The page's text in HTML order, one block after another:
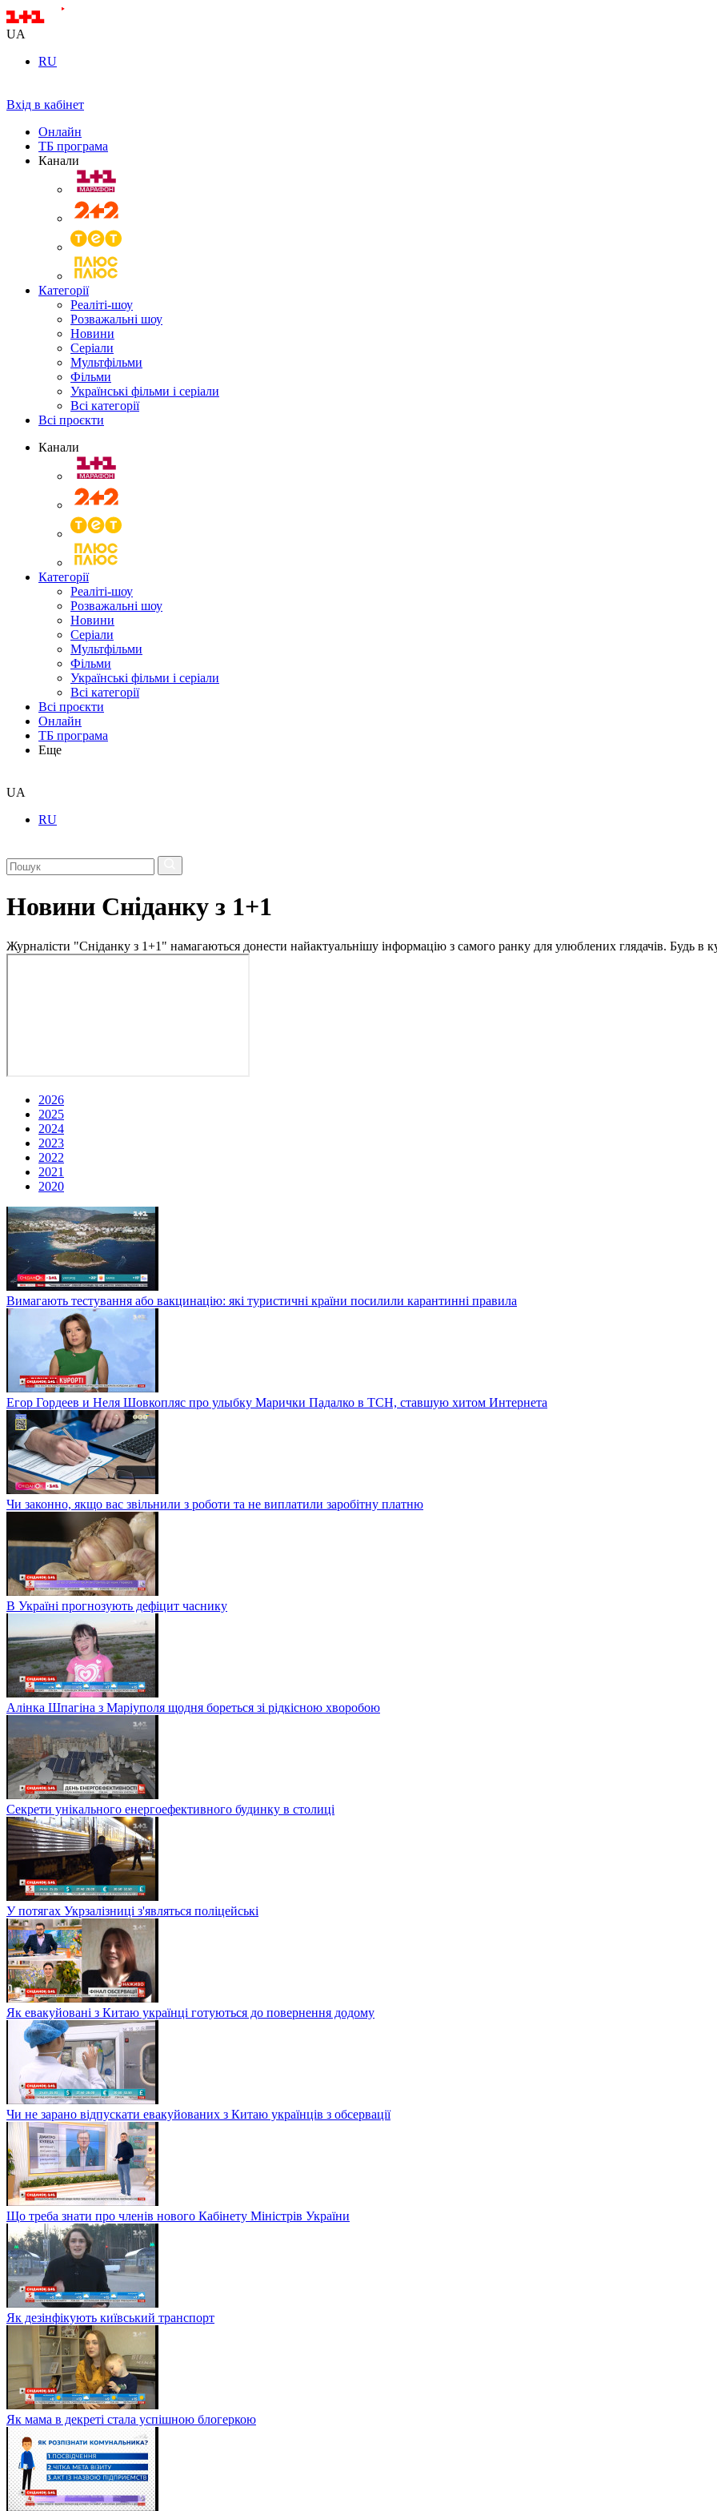
UA
RU
Вхід в кабінет
Онлайн
ТБ програма
Канали
Категорії
Реаліті-шоу
Розважальні шоу
Новини
Серіали
Мультфільми
Фільми
Українські фільми і серіали
Всі категорії
Всі проєкти
Канали
Категорії
Реаліті-шоу
Розважальні шоу
Новини
Серіали
Мультфільми
Фільми
Українські фільми і серіали
Всі категорії
Всі проєкти
Онлайн
ТБ програма
Еще
UA
RU
Новини Сніданку з 1+1
Журналісти "Сніданку з 1+1" намагаються донести найактуальнішу інформацію з самого ранку для улюблених глядачів. Будь в
2026
2025
2024
2023
2022
2021
2020
Вимагають тестування або вакцинацію: які туристичні країни посилили карантинні правила
Егор Гордеев и Неля Шовкопляс про улыбку Марички Падалко в ТСН, ставшую хитом Интернета
Чи законно, якщо вас звільнили з роботи та не виплатили заробітну платню
В Україні прогнозують дефіцит часнику
Алінка Шпагіна з Маріуполя щодня бореться зі рідкісною хворобою
Секрети унікального енергоефективного будинку в столиці
У потягах Укрзалізниці з'являться поліцейські
Як евакуйовані з Китаю українці готуються до повернення додому
Чи не зарано відпускати евакуйованих з Китаю українців з обсервації
Що треба знати про членів нового Кабінету Міністрів України
Як дезінфікують київський транспорт
Як мама в декреті стала успішною блогеркою